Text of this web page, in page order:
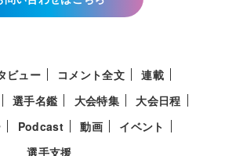
ビュー コメント全文
連載
選手名鑑 大会特集
大会日程
Podcast 動画
イベント
選手支援